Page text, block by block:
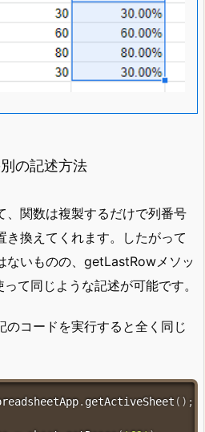
の記述方法
、関数は複製するだけで列番号
き換えてくれます。したがって
ないものの、getLastRowメソッ
て同じような記述が可能です。
のコードを実行すると全く同じ
. getActiveSheet ( ) ;